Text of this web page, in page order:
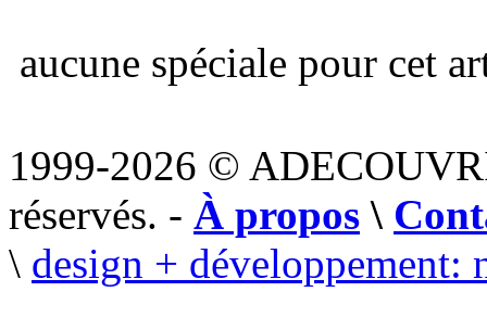
aucune spéciale pour cet
1999-2026 ©
réservés. - À propos \
\ design + développement: